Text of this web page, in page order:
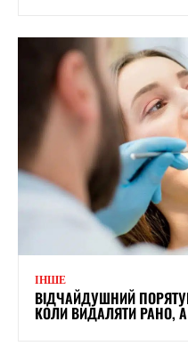
ІНШЕ
ВІДЧАЙДУШНИЙ
КОЛИ ВИДАЛЯТИ РАНО,